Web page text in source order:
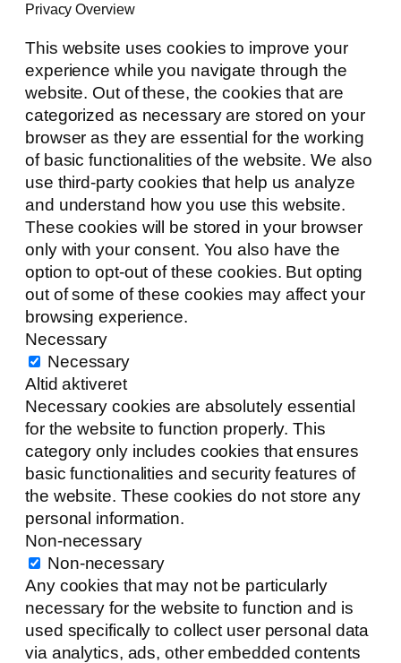
Privacy Overview
This website uses cookies to improve your
experience while you navigate through the
website. Out of these, the cookies that are
categorized as necessary are stored on your
browser as they are essential for the working
of basic functionalities of the website. We also
use third-party cookies that help us analyze
and understand how you use this website.
These cookies will be stored in your browser
only with your consent. You also have the
option to opt-out of these cookies. But opting
out of some of these cookies may affect your
browsing experience.
Necessary
Necessary
Altid aktiveret
Necessary cookies are absolutely essential
for the website to function properly. This
category only includes cookies that ensures
basic functionalities and security features of
the website. These cookies do not store any
personal information.
Non-necessary
Non-necessary
Any cookies that may not be particularly
necessary for the website to function and is
used specifically to collect user personal data
via analytics, ads, other embedded contents